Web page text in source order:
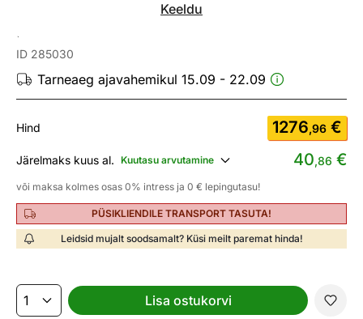
Keeldu
Baarikapp Scorpion
ID 285030
Tarneaeg ajavahemikul 15.09 - 22.09
Hind 1276,96 €
Järelmaks kuus al. Kuutasu arvutamine 40,86 €
või maksa kolmes osas 0% intress ja 0 € lepingutasu!
PÜSIKLIENDILE TRANSPORT TASUTA!
Leidsid mujalt soodsamalt? Küsi meilt paremat hinda!
Lisa ostukorvi